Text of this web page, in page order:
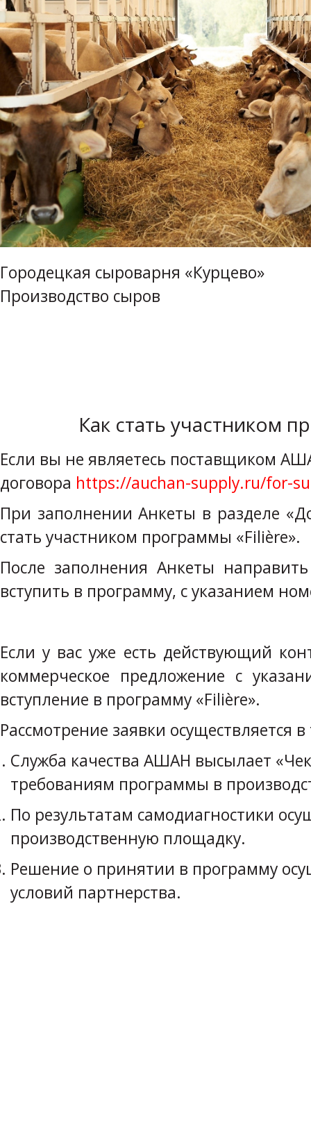
Городецкая сыроварня «Курцево»
Производство сыров
Как стать участником
Если вы не являетесь поставщиком
договора https://auchan-supply.ru/for-
При заполнении Анкеты в разделе
стать участником программы «Filière».
После заполнения Анкеты
вступить в программу, с указанием
Если у вас уже есть действующий
коммерческое предложение с
вступление в программу «Filière».
Рассмотрение заявки осуществляется
Служба качества АШАН высылает
требованиям программы в
По результатам самодиагностики
производственную площадку.
Решение о принятии в программу
условий партнерства.